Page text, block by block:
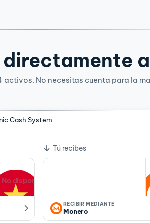
activos. No necesitas cuenta para la
Cash System
No disponible
Tú recibes
RECIBIR MEDIANTE
Monero